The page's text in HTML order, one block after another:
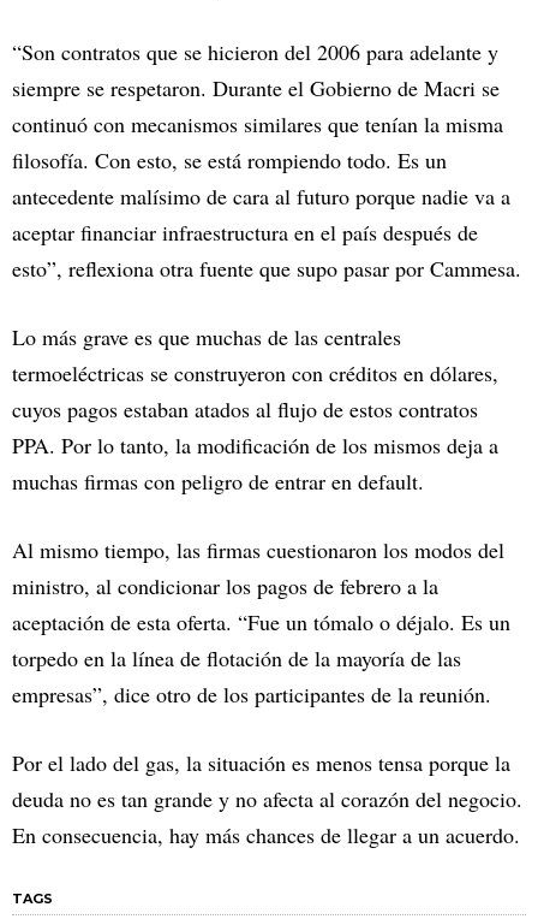
“Son contratos que se hicieron del 2006 para adelante y
siempre se respetaron. Durante el Gobierno de Macri se
continuó con mecanismos similares que tenían la misma
filosofía. Con esto, se está rompiendo todo. Es un
antecedente malísimo de cara al futuro porque nadie va a
aceptar financiar infraestructura en el país después de
esto”, reflexiona otra fuente que supo pasar por Cammesa.
Lo más grave es que muchas de las centrales
termoeléctricas se construyeron con créditos en dólares,
cuyos pagos estaban atados al flujo de estos contratos
PPA. Por lo tanto, la modificación de los mismos deja a
muchas firmas con peligro de entrar en default.
Al mismo tiempo, las firmas cuestionaron los modos del
ministro, al condicionar los pagos de febrero a la
aceptación de esta oferta. “Fue un tómalo o déjalo. Es un
torpedo en la línea de flotación de la mayoría de las
empresas”, dice otro de los participantes de la reunión.
Por el lado del gas, la situación es menos tensa porque la
deuda no es tan grande y no afecta al corazón del negocio.
En consecuencia, hay más chances de llegar a un acuerdo.
TAGS